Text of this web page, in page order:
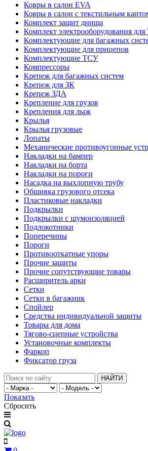
Ковры в салон EVA
Ковры в салон с текстильным
Комплект защит днища
Комплект электрооборудования
Комплектующие для багажных
Комплектующие для прицепов
Комплектующие ТСУ
Компрессоры
Крепеж для багажных систем
Крепеж для ЗК
Крепеж ЗДА
Крепление для грузов
Крепления для лыж
Крылья
Крылья грузовые
Лопаты
Механические противоугонные
Накладки на бампер
Накладки на борта
Накладки на пороги
Насадка на выхлопную трубу
Обшивка грузового отсека
Пластиковые накладки
Подкрылки
Подкрылки с шумоизоляцией
Подлокотники
Поперечины
Пороги
Противооткатные упоры
Прочие защиты
Прочие сопутствующие товары
Расширитель арки
Сетки
Сетки в багажник
Спойлер
Средства индивидуальной защиты
Товары для дома
Тягово-сцепные устройства
Установочные комплекты
Фаркоп
Фиксатор груза
НАЙТИ
Показать
Сбросить